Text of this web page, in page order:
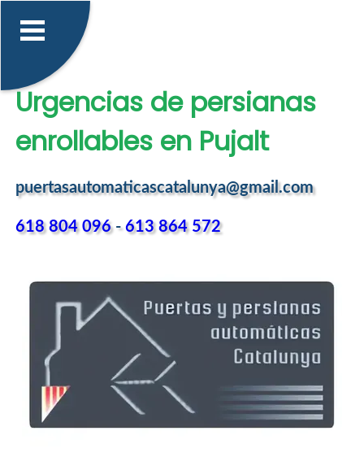
Urgencias de persianas
enrollables en Pujalt
puertasautomaticascatalunya@gmail.com
618 804 096 -613 864 572